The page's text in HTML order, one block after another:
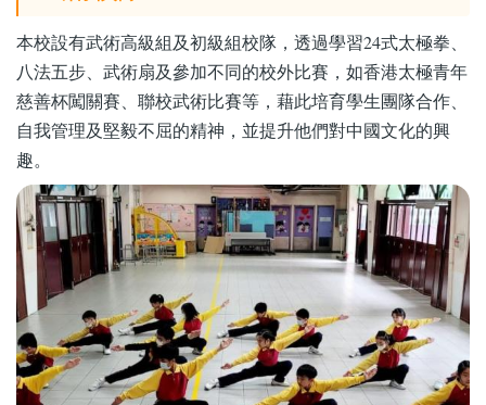
本校設有武術高級組及初級組校隊，透過學習24式太極拳、
八法五步、武術扇及參加不同的校外比賽，如香港太極青年
慈善杯闖關賽、聯校武術比賽等，藉此培育學生團隊合作、
自我管理及堅毅不屈的精神，並提升他們對中國文化的興
趣。